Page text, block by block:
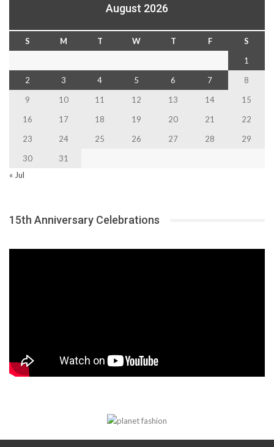
August 2026
S M T W T F
S
1
2
3 4 5 6 7
8
9
10 11 12 13 14
15
16
17 18 19 20 21
22
23
24 25 26 27 28
29
30
31
« Jul
15th Anniversary Celebrations